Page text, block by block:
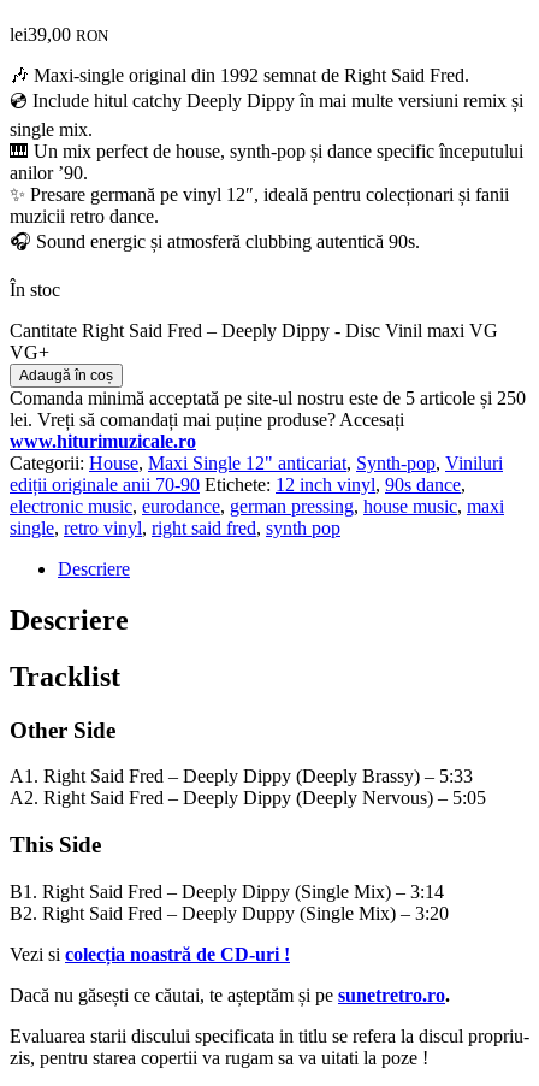
lei39,00 RON
🎶 Maxi-single original din 1992 semnat de Right Said Fred.
💿 Include hitul catchy Deeply Dippyîn mai multe versiuni remix și
single mix.
🎹 Un mix perfect de house, synth-pop și dance specific începutului
anilor ’90.
✨ Presare germană pe vinyl 12″, ideală pentru colecționari și fanii
muzicii retro dance.
🎧 Sound energic și atmosferă clubbing autentică 90s.
În stoc
Cantitate Right Said Fred – Deeply Dippy - Disc Vinil maxi VG
VG+
Adaugă în coș
Comanda minimă acceptată pe site-ul nostru este de 5 articole și 250
lei. Vreți să comandați mai puține produse? Accesați
www.hiturimuzicale.ro
Categorii: House, Maxi Single 12" anticariat, Synth-pop, Viniluri
ediții originale anii 70-90 Etichete: 12 inch vinyl, 90s dance,
electronic music, eurodance, german pressing, house music, maxi
single, retro vinyl, right said fred, synth pop
Descriere
Descriere
Tracklist
Other Side
A1. Right Said Fred – Deeply Dippy (Deeply Brassy) – 5:33
A2. Right Said Fred – Deeply Dippy (Deeply Nervous) – 5:05
This Side
B1. Right Said Fred – Deeply Dippy (Single Mix) – 3:14
B2. Right Said Fred – Deeply Duppy (Single Mix) – 3:20
Vezi si colecția noastră de CD-uri !
Dacă nu găsești ce căutai, te așteptăm și pe sunetretro.ro.
Evaluarea starii discului specificata in titlu se refera la discul propriu-
zis, pentru starea copertii va rugam sa va uitati la poze !